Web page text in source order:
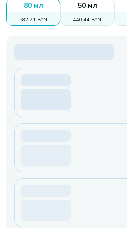
80 мл
582,71 BYN
50 мл
440,44 BYN